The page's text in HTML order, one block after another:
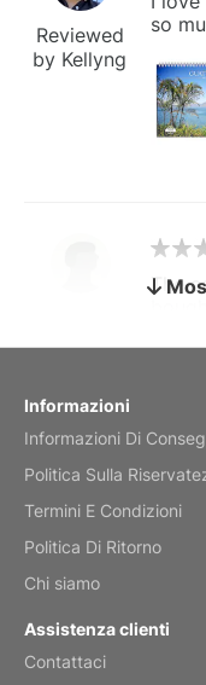
Reviewed
by Kellyng
so
by charles
The
by Anne
Informazioni
Informazioni Di
Politica Sulla
Termini E Condizioni
Politica Di Ritorno
Chi siamo
Assistenza clienti
Contattaci